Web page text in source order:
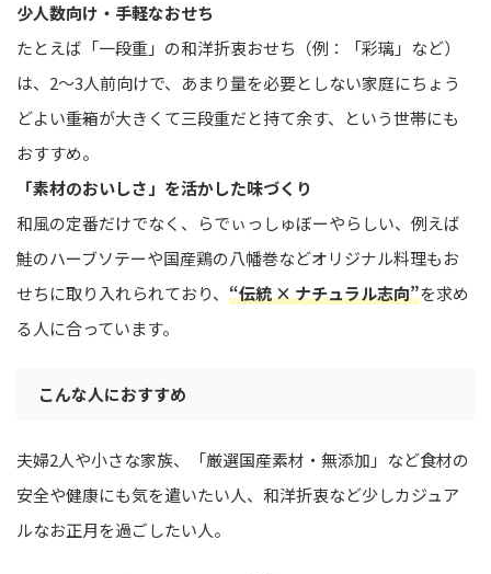
少人数向け・手軽なおせち
たとえば「一段重」の和洋折衷おせち（例：「彩璃」など）
は、2〜3人前向けで、あまり量を必要としない家庭にちょう
どよい――重箱が大きくて三段重だと持て余す、という世帯にも
おすすめ。
「素材のおいしさ」を活かした味づくり
和風の定番だけでなく、らでぃっしゅぼーやらしい、例えば
鮭のハーブソテーや国産鶏の八幡巻などオリジナル料理もお
せちに取り入れられており、 “伝統 × ナチュラル志向”を求め
る人に合っています。
こんな人におすすめ
夫婦2人や小さな家族、「厳選国産素材・無添加」など食材の
安全や健康にも気を遣いたい人、和洋折衷など少しカジュア
ルなお正月を過ごしたい人。